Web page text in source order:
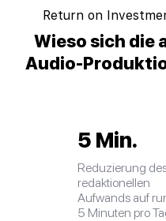
Return on
Wieso sich die
Audio-
5 Min.
Reduzierung
redaktionellen
Aufwands auf
5 Minuten pro